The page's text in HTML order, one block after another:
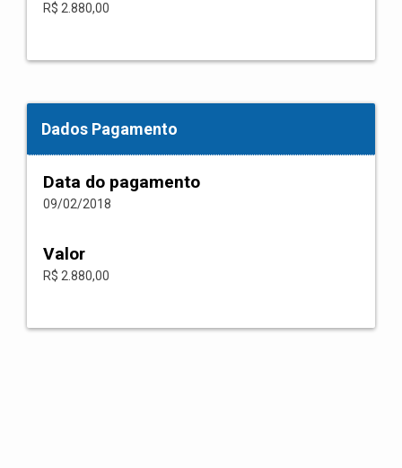
R$ 2.880,00
Dados Pagamento
Data do pagamento
09/02/2018
Valor
R$ 2.880,00